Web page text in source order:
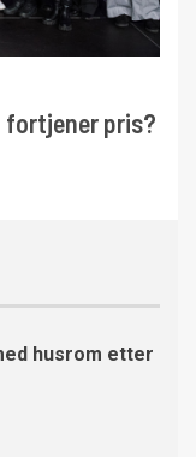
fortjener pris?
husrom etter